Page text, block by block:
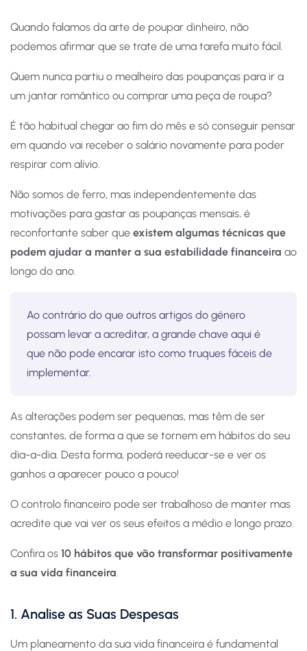
Quando falamos da arte de poupar dinheiro, não
podemos afirmar que se trate de uma tarefa muito fácil.
Quem nunca partiu o mealheiro das poupanças para ir a
um jantar romântico ou comprar uma peça de roupa?
É tão habitual chegar ao fim do mês e só conseguir pensar
em quando vai receber o salário novamente para poder
respirar com alívio.
Não somos de ferro, mas independentemente das
motivações para gastar as poupanças mensais, é
reconfortante saber que existem algumas técnicas que
podem ajudar a manter a sua estabilidade financeira ao
longo do ano.
Ao contrário do que outros artigos do género
possam levar a acreditar, a grande chave aqui é
que não pode encarar isto como truques fáceis de
implementar.
As alterações podem ser pequenas, mas têm de ser
constantes, de forma a que se tornem em hábitos do seu
dia-a-dia. Desta forma, poderá reeducar-se e ver os
ganhos a aparecer pouco a pouco!
O controlo financeiro pode ser trabalhoso de manter mas
acredite que vai ver os seus efeitos a médio e longo prazo.
Confira os 10 hábitos que vão transformar positivamente
a sua vida financeira.
1. Analise as Suas Despesas
Um planeamento da sua vida financeira é fundamental